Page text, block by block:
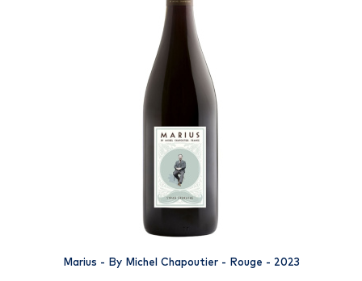
Marius - By Michel Chapoutier - Rouge - 2023